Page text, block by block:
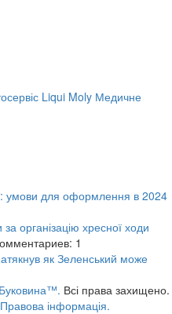
Liqui Moly Медичне
умови для оформлення в 2024
організацію хресної ходи
1
як Зеленський може
Всі права захищено.
Правова інформація.